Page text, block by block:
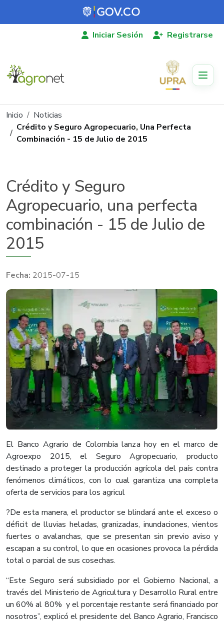
Pasar al contenido principal
Iniciar Sesión Registrarse
Ruta de navegación
Inicio
Noticias
Crédito y Seguro Agropecuario, Una Perfecta
Combinación - 15 de Julio de 2015
Crédito y Seguro
Agropecuario, una perfecta
combinación - 15 de Julio de
2015
2015-07-15
​El Banco Agrario de Colombia lanza hoy en el marco de
Agroexpo 2015, el Seguro Agropecuario, producto
destinado a proteger la producción agrícola del país contra
fenómenos climáticos, con lo cual garantiza una completa
oferta de servicios para los agricul
?De esta manera, el productor se blindará ante el exceso o
déficit de lluvias heladas, granizadas, inundaciones, vientos
fuertes o avalanchas, que se presentan sin previo aviso y
escapan a su control, lo que en ocasiones provoca la pérdida
total o parcial de sus cosechas.
“Este Seguro será subsidiado por el Gobierno Nacional, a
través del Ministerio de Agricultura y Desarrollo Rural entre
un 60% al 80% y el porcentaje restante será financiado por
nosotros”, explicó el presidente del Banco Agrario, Francisco